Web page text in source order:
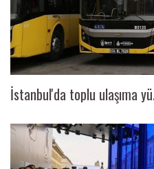
İstanbul'da toplu ulaşıma